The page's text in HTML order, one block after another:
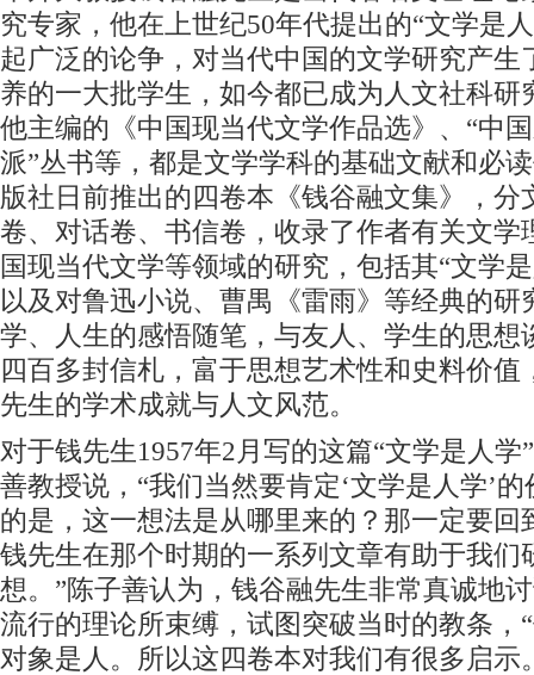
究专家，他在上世纪50年代提出的“文学是
起广泛的论争，对当代中国的文学研究产生
养的一大批学生，如今都已成为人文社科研
他主编的《中国现当代文学作品选》、“中
派”丛书等，都是文学学科的基础文献和必
版社日前推出的四卷本《钱谷融文集》，分
卷、对话卷、书信卷，收录了作者有关文学
国现当代文学等领域的研究，包括其“文学
以及对鲁迅小说、曹禺《雷雨》等经典的研
学、人生的感悟随笔，与友人、学生的思想
四百多封信札，富于思想艺术性和史料价值
先生的学术成就与人文风范。
对于钱先生1957年2月写的这篇“文学是人学
善教授说，“我们当然要肯定‘文学是人学’
的是，这一想法是从哪里来的？那一定要回
钱先生在那个时期的一系列文章有助于我们
想。”陈子善认为，钱谷融先生非常真诚地
流行的理论所束缚，试图突破当时的教条，
对象是人。所以这四卷本对我们有很多启示